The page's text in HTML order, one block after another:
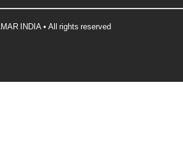
INDIA • All rights reserved